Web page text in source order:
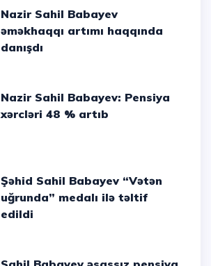
Nazir Sahil Babayev
əməkhaqqı artımı haqqında
danışdı
Nazir Sahil Babayev: Pensiya
xərcləri 48 % artıb
Şəhid Sahil Babayev “Vətən
uğrunda” medalı ilə təltif
edildi